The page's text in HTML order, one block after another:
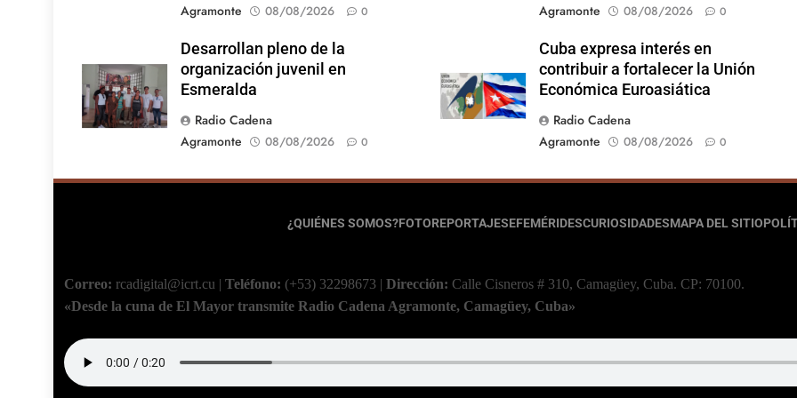
Agramonte
08/08/2026 0
Agramonte
08/08/2026 0
Desarrollan pleno de la
organización juvenil en
Esmeralda
Radio Cadena
Agramonte
08/08/2026 0
Cuba expresa interés en
contribuir a fortalecer la Unión
Económica Euroasiática
Radio Cadena
Agramonte
08/08/2026 0
¿QUIÉNES SOMOS?FOTOREPORTAJESEFEMÉRIDESCURIOSIDADESMAPA DEL SITIO
Correo: rcadigital@icrt.cu | Teléfono: (+53) 32298673 | Dirección: Calle Cisneros # 310, Camagüey, Cuba. CP: 70100.
«Desde la cuna de El Mayor transmite Radio Cadena Agramonte, Camagüey, Cuba»